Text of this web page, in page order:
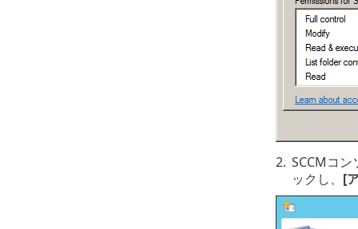
2. SCCMコン
ックし、 [